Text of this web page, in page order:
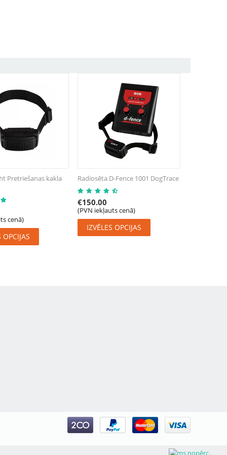
Pretriešanas kakla
cenā)
OPCIJAS
Radiosēta D-Fence 1001 DogTrace
€150.00
(PVN iekļauts cenā)
IZVĒLES OPCIJAS
Pirms nopērc,